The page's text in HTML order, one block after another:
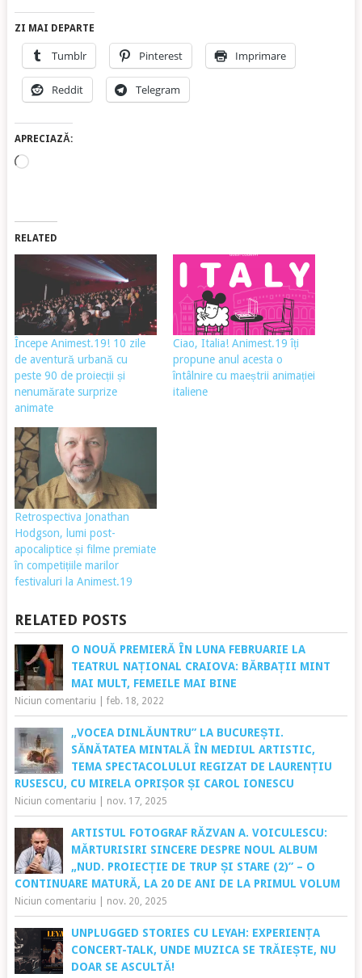
ZI MAI DEPARTE
Tumblr Pinterest Imprimare
Reddit Telegram
APRECIAZĂ:
Încarc...
RELATED
Începe Animest.19! 10 zile
de aventură urbană cu
peste 90 de proiecții și
nenumărate surprize
animate
Ciao, Italia! Animest.19 îți
propune anul acesta o
întâlnire cu maeștrii animației
italiene
Retrospectiva Jonathan
Hodgson, lumi post-
apocaliptice și filme premiate
în competițiile marilor
festivaluri la Animest.19
RELATED POSTS
O NOUĂ PREMIERĂ ÎN LUNA FEBRUARIE LA
TEATRUL NAȚIONAL CRAIOVA: BĂRBAȚII MINT
MAI MULT, FEMEILE MAI BINE
Niciun comentariu feb. 18, 2022
„VOCEA DINLĂUNTRU” LA BUCUREȘTI.
SĂNĂTATEA MINTALĂ ÎN MEDIUL ARTISTIC,
TEMA SPECTACOLULUI REGIZAT DE LAURENȚIU
RUSESCU, CU MIRELA OPRIȘOR ȘI CAROL IONESCU
Niciun comentariu nov. 17, 2025
ARTISTUL FOTOGRAF RĂZVAN A. VOICULESCU:
MĂRTURISIRI SINCERE DESPRE NOUL ALBUM
„NUD. PROIECȚIE DE TRUP ȘI STARE (2)” – O
CONTINUARE MATURĂ, LA 20 DE ANI DE LA PRIMUL VOLUM
Niciun comentariu nov. 20, 2025
UNPLUGGED STORIES CU LEYAH: EXPERIENȚA
CONCERT-TALK, UNDE MUZICA SE TRĂIEȘTE, NU
DOAR SE ASCULTĂ!